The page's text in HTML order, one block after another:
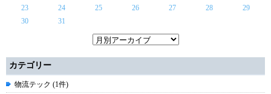
23
24 25 26 27 28
29
30
31
カテゴリー
物流テック (1件)